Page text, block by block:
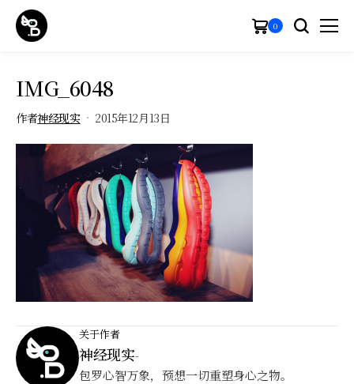
0
IMG_6048
作者神经现实 2015年12月13日
关于作者
神经现实-
包罗心智万象，预想一切重塑身心之物。